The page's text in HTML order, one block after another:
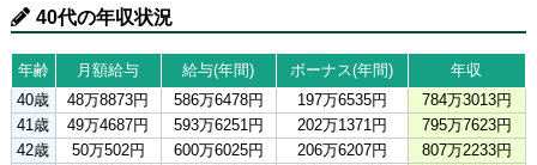
40代の年収状況
年齢 月額給与 給与(年間) ボーナス(年間)
年収
40歳
48万8873円 586万6478円 197万6535円
784万3013円
41歳
49万4687円 593万6251円 202万1371円
795万7623円
42歳
50万502円 600万6025円 206万6207円
807万2233円